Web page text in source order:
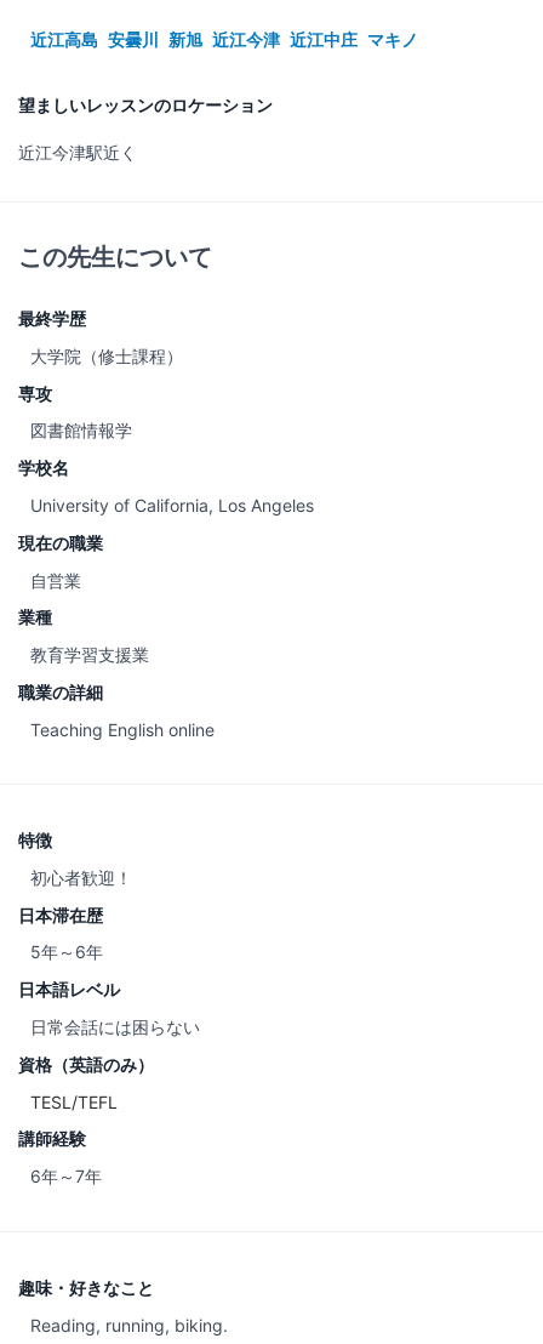
近江高島 安曇川 新旭 近江今津 近江中庄 マキノ
望ましいレッスンのロケーション
近江今津駅近く
この先生について
最終学歴
大学院（修士課程）
専攻
図書館情報学
学校名
University of California, Los Angeles
現在の職業
自営業
業種
教育学習支援業
職業の詳細
Teaching English online
特徴
初心者歓迎！
日本滞在歴
5年～6年
日本語レベル
日常会話には困らない
資格（英語のみ）
TESL/TEFL
講師経験
6年～7年
趣味・好きなこと
Reading, running, biking.